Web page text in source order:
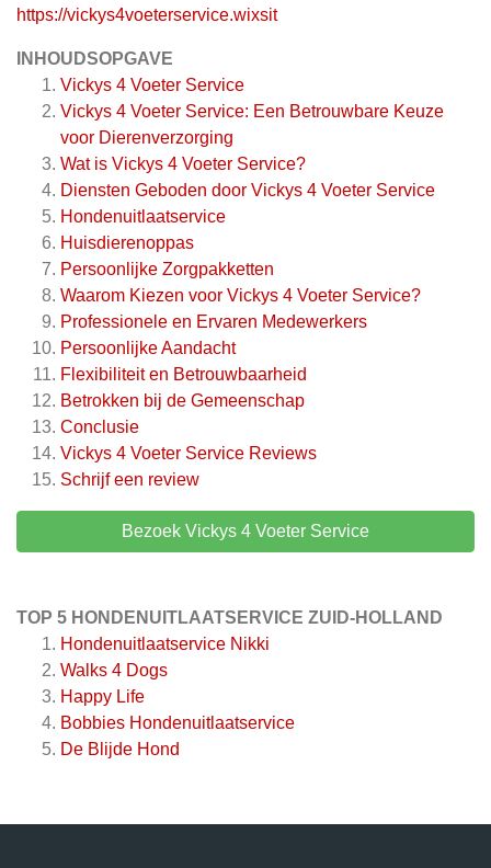
https://vickys4voeterservice.wixsit
INHOUDSOPGAVE
Vickys 4 Voeter Service
Vickys 4 Voeter Service: Een Betrouwbare Keuze
voor Dierenverzorging
Wat is Vickys 4 Voeter Service?
Diensten Geboden door Vickys 4 Voeter Service
Hondenuitlaatservice
Huisdierenoppas
Persoonlijke Zorgpakketten
Waarom Kiezen voor Vickys 4 Voeter Service?
Professionele en Ervaren Medewerkers
Persoonlijke Aandacht
Flexibiliteit en Betrouwbaarheid
Betrokken bij de Gemeenschap
Conclusie
Vickys 4 Voeter Service Reviews
Schrijf een review
Bezoek Vickys 4 Voeter Service
TOP 5 HONDENUITLAATSERVICE ZUID-HOLLAND
Hondenuitlaatservice Nikki
Walks 4 Dogs
Happy Life
Bobbies Hondenuitlaatservice
De Blijde Hond